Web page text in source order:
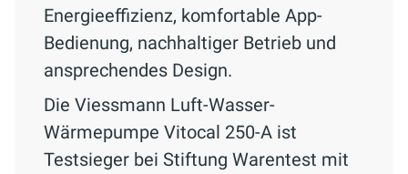
Energieeffizienz, komfortable App-
Bedienung, nachhaltiger Betrieb und
ansprechendes Design.
Die Viessmann Luft-Wasser-
Wärmepumpe Vitocal 250-A ist
Testsieger bei Stiftung Warentest mit